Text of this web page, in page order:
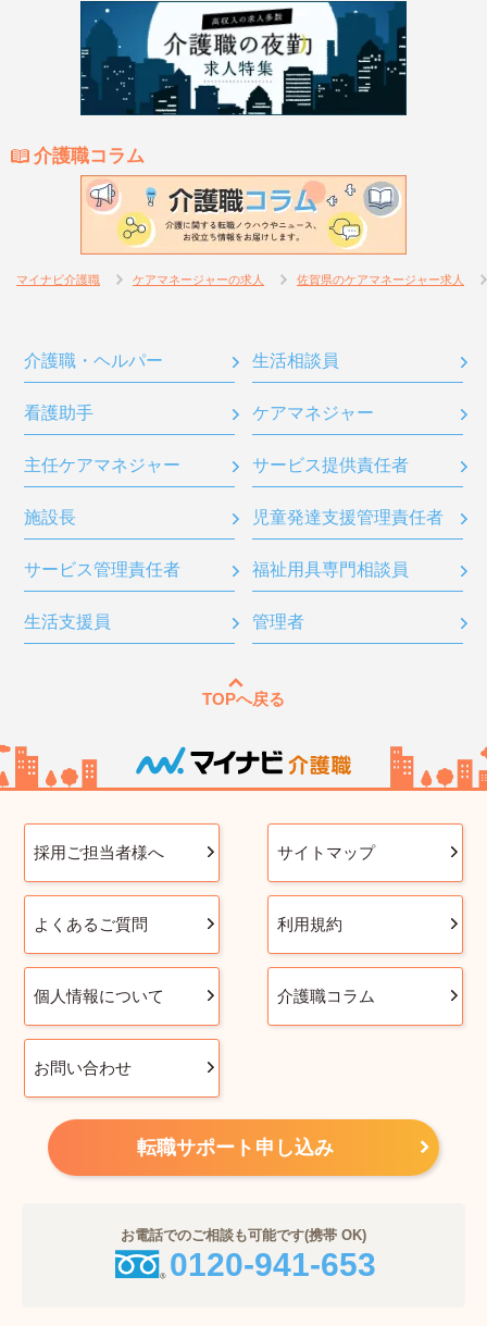
介護職コラム
マイナビ介護職 ケアマネージャーの求人 佐賀県のケアマネージャー求人
介護職・ヘルパー 生活相談員
看護助手 ケアマネジャー
主任ケアマネジャー サービス提供責任者
施設長 児童発達支援管理責任者
サービス管理責任者 福祉用具専門相談員
生活支援員 管理者
TOPへ戻る
採用ご担当者様へ サイトマップ
よくあるご質問 利用規約
個人情報について 介護職コラム
お問い合わせ
転職サポート申し込み
お電話でのご相談も可能です(携帯 OK)
0120-941-653